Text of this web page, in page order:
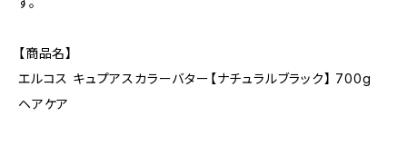
【商品名】
エルコス キュプアスカラーバター【ナチュラルブラック】 700g
ヘアケア